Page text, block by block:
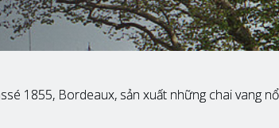
1855, Bordeaux, sản xuất những chai vang